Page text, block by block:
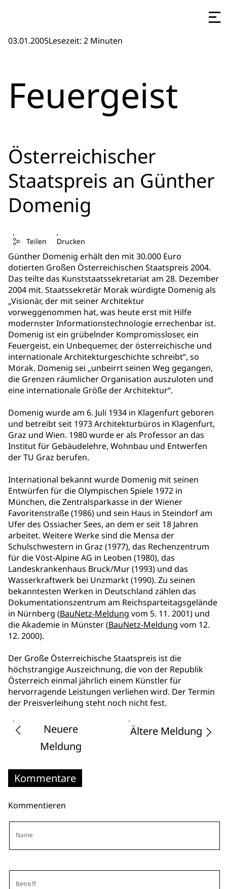
03.01.2005Lesezeit: 2 Minuten
Feuergeist
Österreichischer
Staatspreis an Günther
Domenig
Teilen Drucken
Günther Domenig erhält den mit 30.000 Euro
dotierten Großen Österreichischen Staatspreis 2004.
Das teilte das Kunststaatssekretariat am 28. Dezember
2004 mit. Staatssekretär Morak würdigte Domenig als
„Visionär, der mit seiner Architektur
vorweggenommen hat, was heute erst mit Hilfe
modernster Informationstechnologie errechenbar ist.
Domenig ist ein grübelnder Kompromissloser, ein
Feuergeist, ein Unbequemer, der österreichische und
internationale Architekturgeschichte schreibt“, so
Morak. Domenig sei „unbeirrt seinen Weg gegangen,
die Grenzen räumlicher Organisation auszuloten und
eine internationale Größe der Architektur“.
Domenig wurde am 6. Juli 1934 in Klagenfurt geboren
und betreibt seit 1973 Architekturbüros in Klagenfurt,
Graz und Wien. 1980 wurde er als Professor an das
Institut für Gebäudelehre, Wohnbau und Entwerfen
der TU Graz berufen.
International bekannt wurde Domenig mit seinen
Entwürfen für die Olympischen Spiele 1972 in
München, die Zentralsparkasse in der Wiener
Favoritenstraße (1986) und sein Haus in Steindorf am
Ufer des Ossiacher Sees, an dem er seit 18 Jahren
arbeitet. Weitere Werke sind die Mensa der
Schulschwestern in Graz (1977), das Rechenzentrum
für die Vöst-Alpine AG in Leoben (1980), das
Landeskrankenhaus Bruck/Mur (1993) und das
Wasserkraftwerk bei Unzmarkt (1990). Zu seinen
bekanntesten Werken in Deutschland zählen das
Dokumentationszentrum am Reichsparteitagsgelände
in Nürnberg (BauNetz-Meldung vom 5. 11. 2001) und
die Akademie in Münster (BauNetz-Meldung vom 12.
12. 2000).
Der Große Österreichische Staatspreis ist die
höchstrangige Auszeichnung, die von der Republik
Österreich einmal jährlich einem Künstler für
hervorragende Leistungen verliehen wird. Der Termin
der Preisverleihung steht noch nicht fest.
Neuere
Meldung
Ältere Meldung
Kommentare
Kommentieren
Name
Betreff